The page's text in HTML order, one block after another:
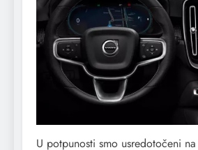
U potpunosti smo usredotočeni